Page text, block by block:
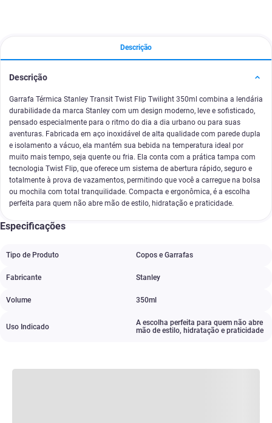
Descrição
Descrição
Garrafa Térmica Stanley Transit Twist Flip Twilight 350ml combina a lendária
durabilidade da marca Stanley com um design moderno, leve e sofisticado,
pensado especialmente para o ritmo do dia a dia urbano ou para suas
aventuras. Fabricada em aço inoxidável de alta qualidade com parede dupla
e isolamento a vácuo, ela mantém sua bebida na temperatura ideal por
muito mais tempo, seja quente ou fria. Ela conta com a prática tampa com
tecnologia Twist Flip, que oferece um sistema de abertura rápido, seguro e
totalmente à prova de vazamentos, permitindo que você a carregue na bolsa
ou mochila com total tranquilidade. Compacta e ergonômica, é a escolha
perfeita para quem não abre mão de estilo, hidratação e praticidade.
Especificações
Tipo de Produto Copos e Garrafas
Fabricante Stanley​
Volume 350ml
Uso Indicado
A escolha perfeita para quem não abre
mão de estilo, hidratação e praticidade